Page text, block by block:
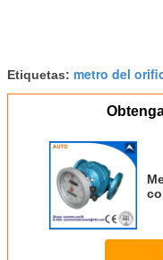
Etiquetas: metro del